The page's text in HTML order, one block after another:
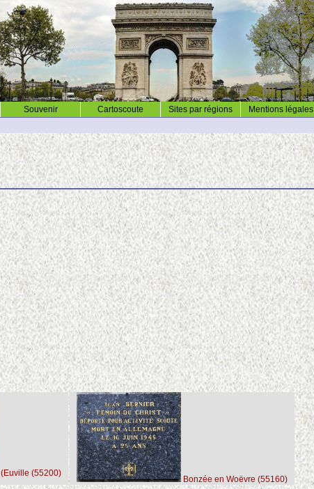
Souvenir Cartoscoute Sites par régions
Mentions légales
(Euville (55200)
Bonzée en Woëvre (55160)